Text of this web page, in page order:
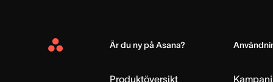
Asana
Är du ny på Asana?
Produktöversikt